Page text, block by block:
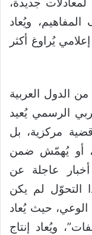
جديدة،
ويُعاد
يُراوغ أكثر
الدول العربية
الرسمي يُعيد
مركزية، بل
أو يُهمّش ضمن
أخبار عاجلة عن
التحوّل لم يكن
الوعي، حيث يُعاد
ويُعاد إنتاج